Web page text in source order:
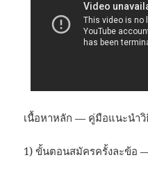
เนื้อหาหลัก — คู่มือแนะนำวิ
1) ขั้นตอนสมัครครั้งละข้อ